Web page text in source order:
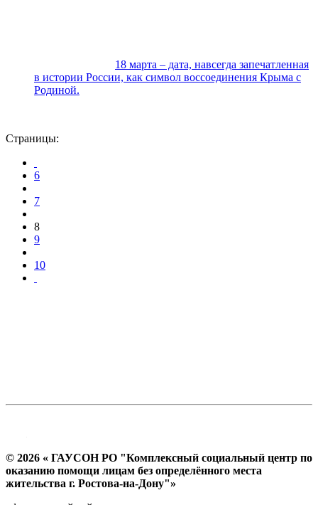
18 марта – дата, навсегда запечатленная
в истории России, как символ воссоединения Крыма с
Родиной.
Страницы:
6
7
8
9
10
© 2026 « ГАУСОН РО "Комплексный социальный центр по
оказанию помощи лицам без определённого места
жительства г. Ростова-на-Дону"»